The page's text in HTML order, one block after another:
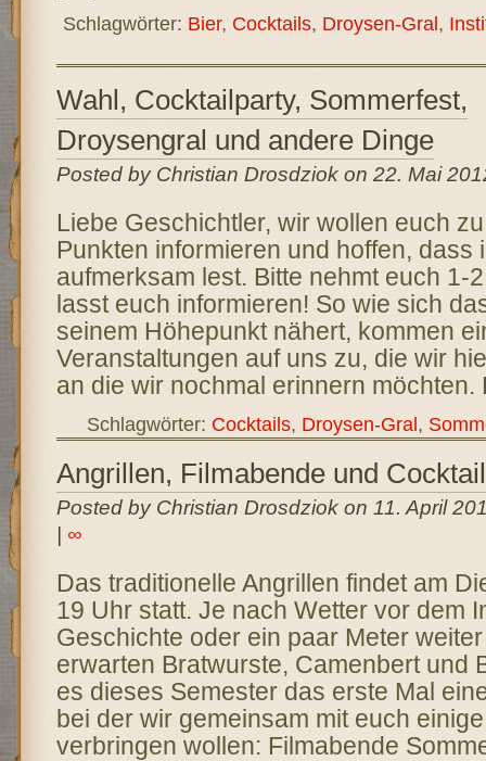
Schlagwörter: Bier, Cocktails, Droysen-Gral,
Wahl, Cocktailparty, Sommerfest,
Droysengral und andere Dinge
Posted by Christian Drosdziok on 22. Mai
Liebe Geschichtler, wir wollen euch
Punkten informieren und hoffen, dass
aufmerksam lest. Bitte nehmt euch 1-
lasst euch informieren! So wie sich
seinem Höhepunkt nähert, kommen
Veranstaltungen auf uns zu, die wir
an die wir nochmal erinnern
Schlagwörter: Cocktails, Droysen-Gral,
Angrillen, Filmabende und
Posted by Christian Drosdziok on 11. April
∞
Das traditionelle Angrillen findet am
19 Uhr statt. Je nach Wetter vor dem
Geschichte oder ein paar Meter
erwarten Bratwurste, Camenbert und
es dieses Semester das erste Mal
bei der wir gemeinsam mit euch
verbringen wollen: Filmabende